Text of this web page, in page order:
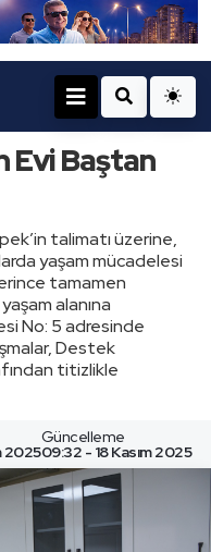
Evi Baştan
talimatı üzerine,
yaşam mücadelesi
tamamen
alanına
No: 5 adresinde
Destek
titizlikle
2025
Güncelleme
09:32 - 18 Kasım 2025